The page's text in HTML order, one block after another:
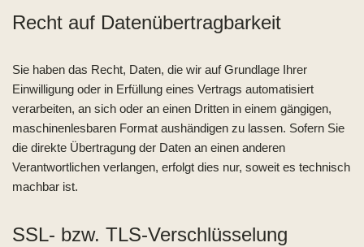
Recht auf Datenübertragbarkeit
Sie haben das Recht, Daten, die wir auf Grundlage Ihrer
Einwilligung oder in Erfüllung eines Vertrags automatisiert
verarbeiten, an sich oder an einen Dritten in einem gängigen,
maschinenlesbaren Format aushändigen zu lassen. Sofern Sie
die direkte Übertragung der Daten an einen anderen
Verantwortlichen verlangen, erfolgt dies nur, soweit es technisch
machbar ist.
SSL- bzw. TLS-Verschlüsselung